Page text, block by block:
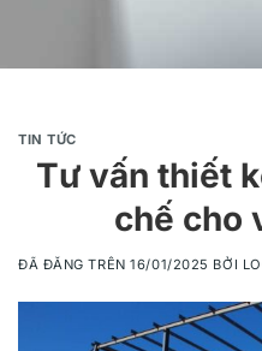
TIN TỨC
Tư vấn thiết
chế cho
ĐÃ ĐĂNG TRÊN16/01/2025 BỞI